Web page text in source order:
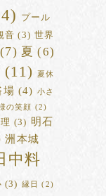
プール
音 (3) 世界
(7) 夏 (6)
(11) 夏休
場 (4)
小さ
の笑顔 (2)
(3) 明石
洲本城
中料
(3) 縁日 (2)